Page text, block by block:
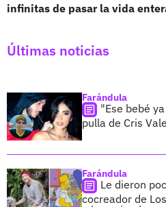
infinitas de pasar la vida
Últimas noticias
Farándula
"Ese bebé
pulla de Cris
Farándula
Le dieron
cocreador de